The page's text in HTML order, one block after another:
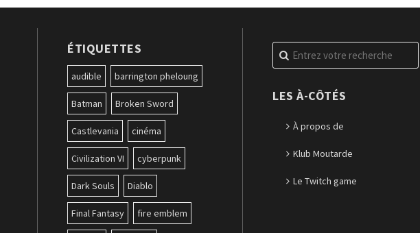
ÉTIQUETTES
audible barrington pheloung
Batman Broken Sword
Castlevania cinéma
Civilization VI cyberpunk
Dark Souls Diablo
Final Fantasy fire emblem
Recherche
pour
LES À-CÔTÉS
À propos de
Klub Moutarde
Le Twitch game